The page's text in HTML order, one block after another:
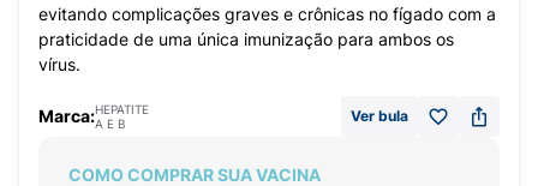
evitando complicações graves e crônicas no fígado com a
praticidade de uma única imunização para ambos os
vírus.
Marca:HEPATITE
A E B
Ver bula
COMO COMPRAR SUA VACINA